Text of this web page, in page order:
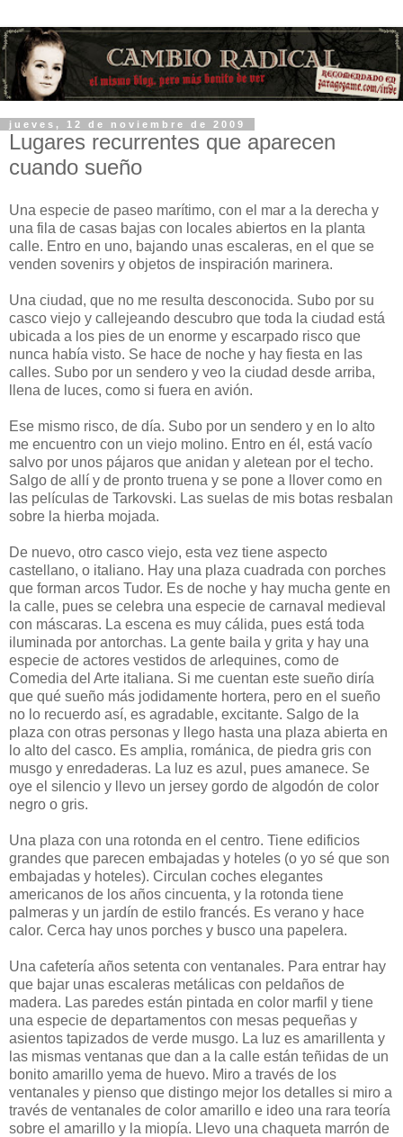
jueves, 12 de noviembre de 2009
Lugares recurrentes que aparecen
cuando sueño
Una especie de paseo marítimo, con el mar a la derecha y
una fila de casas bajas con locales abiertos en la planta
calle. Entro en uno, bajando unas escaleras, en el que se
venden sovenirs y objetos de inspiración marinera.
Una ciudad, que no me resulta desconocida. Subo por su
casco viejo y callejeando descubro que toda la ciudad está
ubicada a los pies de un enorme y escarpado risco que
nunca había visto. Se hace de noche y hay fiesta en las
calles. Subo por un sendero y veo la ciudad desde arriba,
llena de luces, como si fuera en avión.
Ese mismo risco, de día. Subo por un sendero y en lo alto
me encuentro con un viejo molino. Entro en él, está vacío
salvo por unos pájaros que anidan y aletean por el techo.
Salgo de allí y de pronto truena y se pone a llover como en
las películas de Tarkovski. Las suelas de mis botas resbalan
sobre la hierba mojada.
De nuevo, otro casco viejo, esta vez tiene aspecto
castellano, o italiano. Hay una plaza cuadrada con porches
que forman arcos Tudor. Es de noche y hay mucha gente en
la calle, pues se celebra una especie de carnaval medieval
con máscaras. La escena es muy cálida, pues está toda
iluminada por antorchas. La gente baila y grita y hay una
especie de actores vestidos de arlequines, como de
Comedia del Arte italiana. Si me cuentan este sueño diría
que qué sueño más jodidamente hortera, pero en el sueño
no lo recuerdo así, es agradable, excitante. Salgo de la
plaza con otras personas y llego hasta una plaza abierta en
lo alto del casco. Es amplia, románica, de piedra gris con
musgo y enredaderas. La luz es azul, pues amanece. Se
oye el silencio y llevo un jersey gordo de algodón de color
negro o gris.
Una plaza con una rotonda en el centro. Tiene edificios
grandes que parecen embajadas y hoteles (o yo sé que son
embajadas y hoteles). Circulan coches elegantes
americanos de los años cincuenta, y la rotonda tiene
palmeras y un jardín de estilo francés. Es verano y hace
calor. Cerca hay unos porches y busco una papelera.
Una cafetería años setenta con ventanales. Para entrar hay
que bajar unas escaleras metálicas con peldaños de
madera. Las paredes están pintada en color marfil y tiene
una especie de departamentos con mesas pequeñas y
asientos tapizados de verde musgo. La luz es amarillenta y
las mismas ventanas que dan a la calle están teñidas de un
bonito amarillo yema de huevo. Miro a través de los
ventanales y pienso que distingo mejor los detalles si miro a
través de ventanales de color amarillo e ideo una rara teoría
sobre el amarillo y la miopía. Llevo una chaqueta marrón de